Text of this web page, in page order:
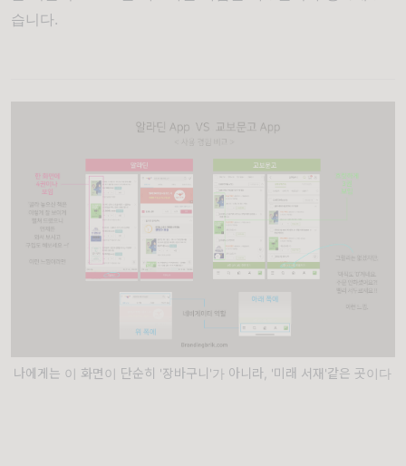
습니다.
나에게는 이 화면이 단순히 '장바구니'가 아니라, '미래 서재'같은 곳이다